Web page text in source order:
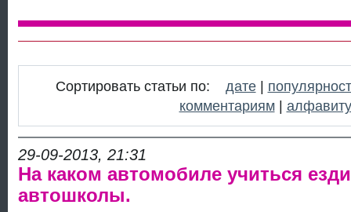
Сортировать статьи по: дате|
комментариям| алфавиту
29-09-2013, 21:31
На каком автомобиле учиться
автошколы.